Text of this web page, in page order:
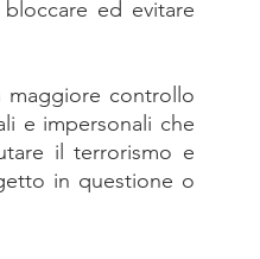
ed evitare
maggiore controllo
e impersonali che
il terrorismo e
in questione o